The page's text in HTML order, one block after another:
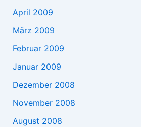
April 2009
März 2009
Februar 2009
Januar 2009
Dezember 2008
November 2008
August 2008